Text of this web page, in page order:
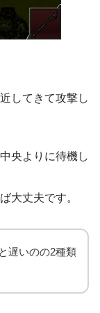
してきて攻撃し
央よりに待機し
大丈夫です。
遅いのの2種類